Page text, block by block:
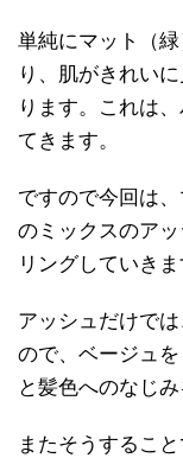
単純にマット（
り、肌がきれい
ります。これは
てきます。
ですので今回は
のミックスのア
リングしていきま
アッシュだけで
ので、ベージュ
と髪色へのなじみ
またそうするこ